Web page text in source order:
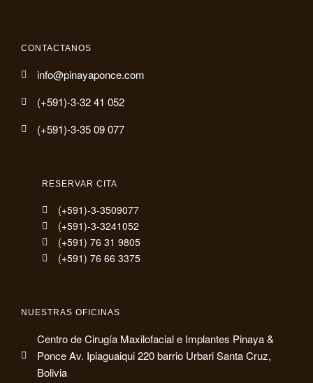
NUESTRAS OFICINAS
Centro de Cirugía Maxilofacial e Implantes Pinaya &
Ponce Av. Ipiaguaiqui 220 barrio Urbari Santa Cruz,
Bolivia
RESERVAR CITA
(+591)-3-3509077
(+591)-3-3241052
(+591) 76 31 9805
(+591) 76 66 3375
CONTACTANOS
info@pinayaponce.com
(+591)-3-32 41 052
(+591)-3-35 09 077